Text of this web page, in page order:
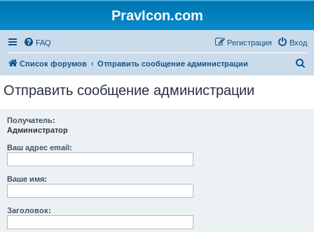
PravIcon.com
FAQ Вход
Регистрация
Список форумов Отправить сообщение администрации
Отправить сообщение администрации
Получатель:
Администратор
Ваш адрес email:
Ваше имя:
Заголовок: